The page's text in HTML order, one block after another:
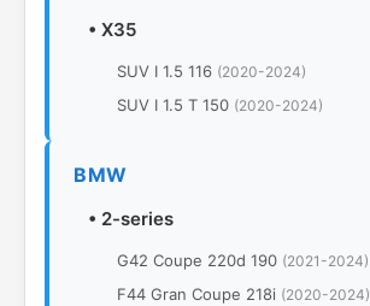
• X35
SUV I 1.5 116 (2020-2024)
SUV I 1.5 T 150 (2020-2024)
BMW
• 2-series
G42 Coupe 220d 190 (2021-2024)
F44 Gran Coupe 218i (2020-2024)